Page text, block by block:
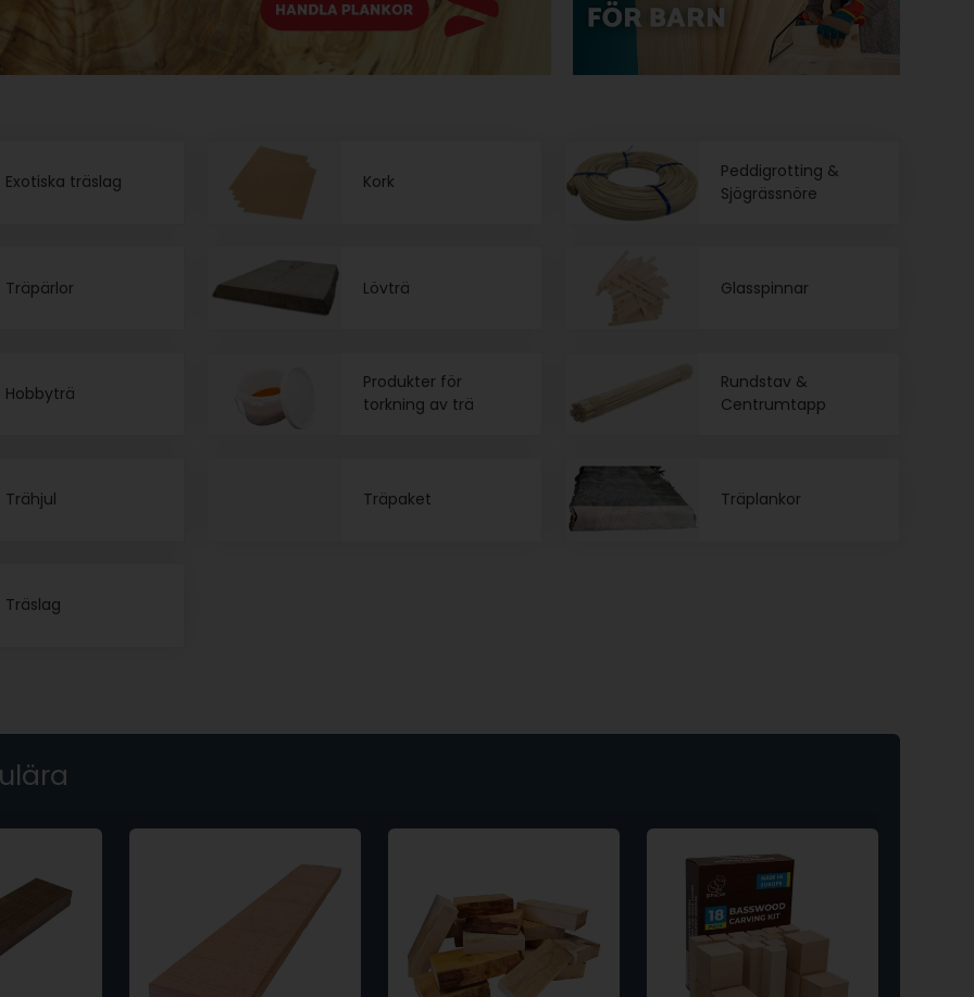
Exotiska träslag Kork
Peddigrotting &
Sjögrässnöre
Träpärlor Lövträ Glasspinnar
Hobbyträ
Produkter för
torkning av trä
Rundstav &
Centrumtapp
Trähjul Träpaket Träplankor
Träslag